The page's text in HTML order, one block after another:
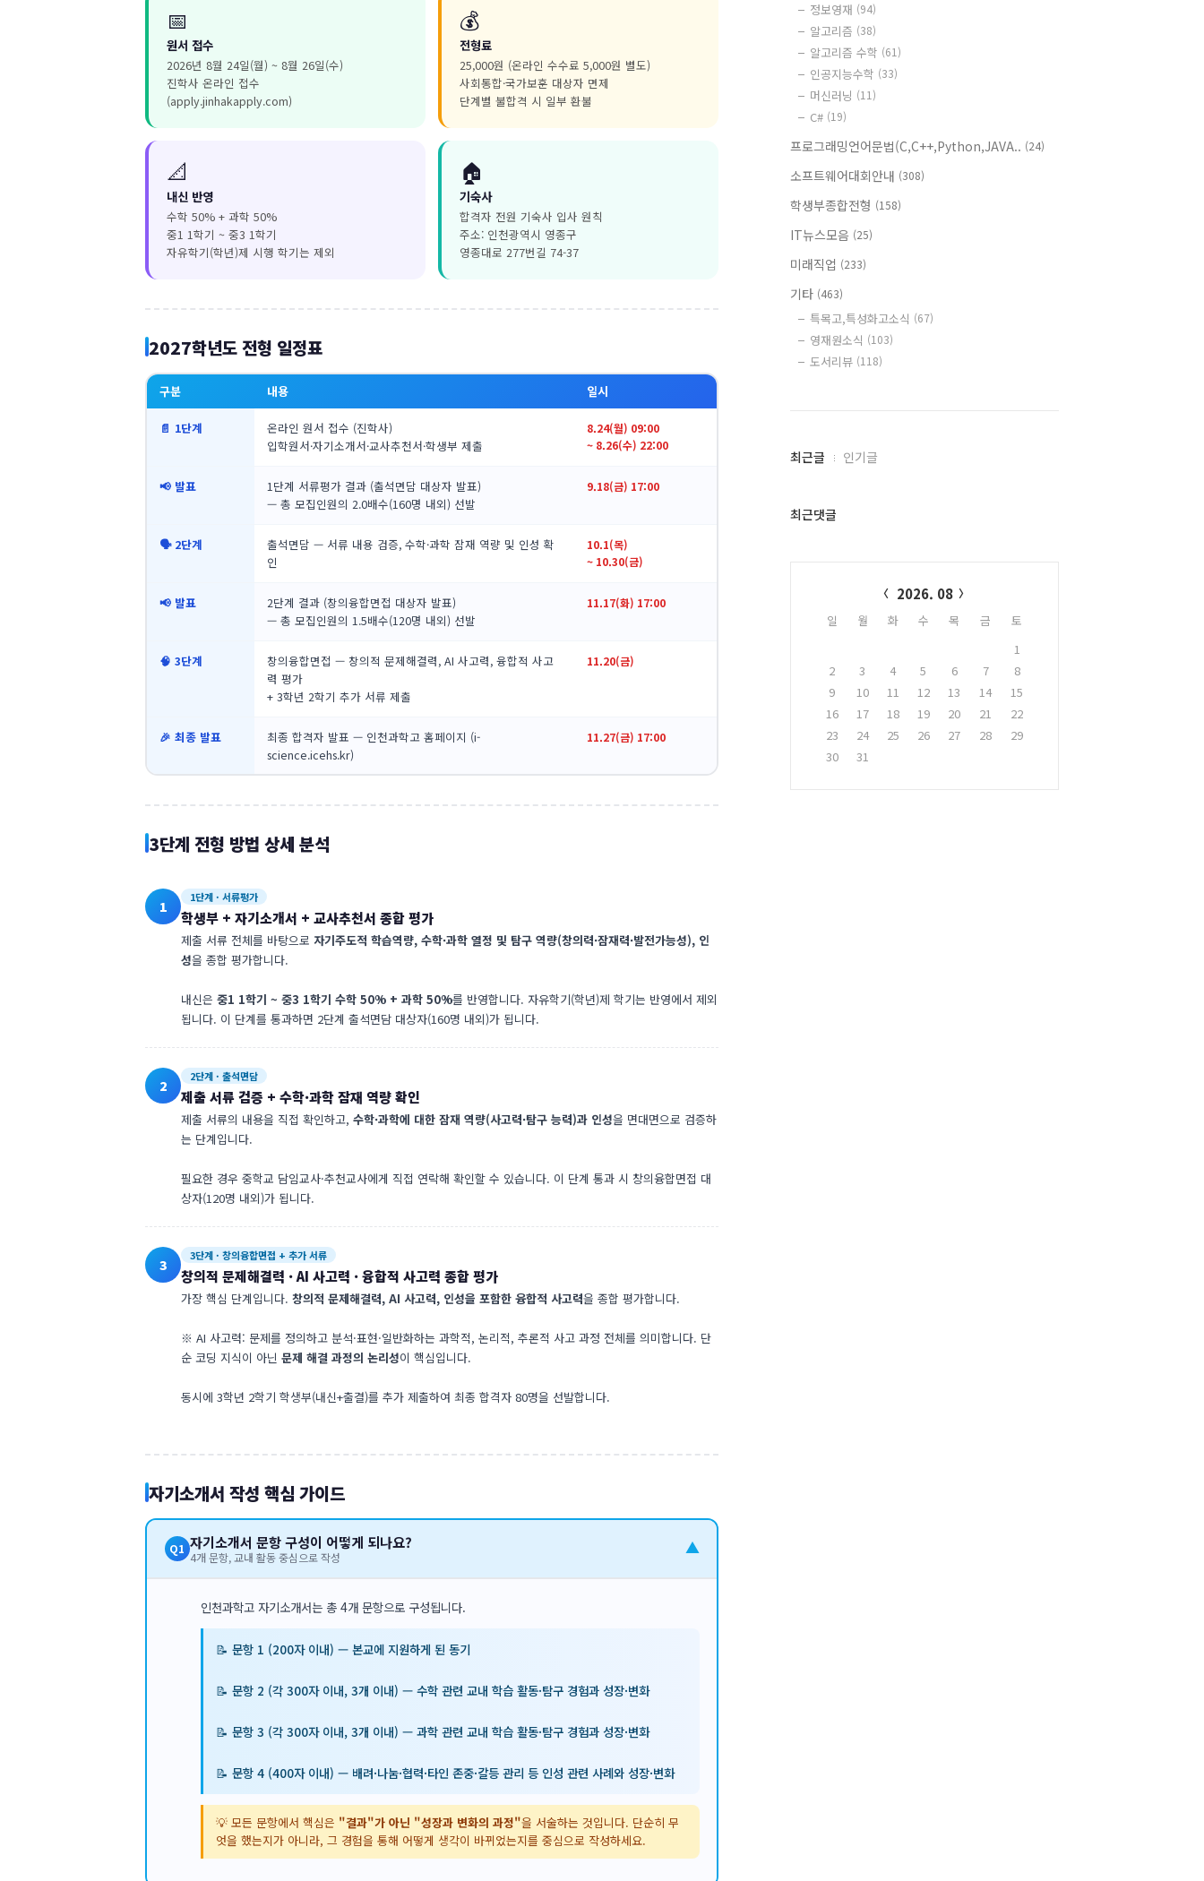
📅
원서 접수
2026년 8월 24일(월) ~ 8월 26일(수)
진학사 온라인 접수
(apply.jinhakapply.com)
💰
전형료
25,000원 (온라인 수수료 5,000원 별도)
사회통합·국가보훈 대상자 면제
단계별 불합격 시 일부 환불
📐
내신 반영
수학 50% + 과학 50%
중1 1학기 ~ 중3 1학기
자유학기(학년)제 시행 학기는 제외
🏠
기숙사
합격자 전원 기숙사 입사 원칙
주소: 인천광역시 영종구
영종대로 277번길 74-37
2027학년도 전형 일정표
구분 내용 일시
📄 1단계
온라인 원서 접수 (진학사)
입학원서·자기소개서·교사추천서·학생부 제출
8.24(월) 09:00
~ 8.26(수) 22:00
📢 발표
1단계 서류평가 결과 (출석면담 대상자 발표)
— 총 모집인원의 2.0배수(160명 내외) 선발
9.18(금) 17:00
🗣️ 2단계
출석면담 — 서류 내용 검증, 수학·과학 잠재 역량 및 인성 확
인
10.1(목)
~ 10.30(금)
📢 발표
2단계 결과 (창의융합면접 대상자 발표)
— 총 모집인원의 1.5배수(120명 내외) 선발
11.17(화) 17:00
🧠 3단계
창의융합면접 — 창의적 문제해결력, AI 사고력, 융합적 사고
력 평가
+ 3학년 2학기 추가 서류 제출
11.20(금)
🎉 최종 발표
최종 합격자 발표 — 인천과학고 홈페이지 (i-
science.icehs.kr)
11.27(금) 17:00
3단계 전형 방법 상세 분석
1
1단계 · 서류평가
학생부 + 자기소개서 + 교사추천서 종합 평가
제출 서류 전체를 바탕으로 자기주도적 학습역량, 수학·과학 열정 및 탐구 역량(창의력·잠재력·발전가능성), 인
성을 종합 평가합니다.
내신은 중1 1학기 ~ 중3 1학기 수학 50% + 과학 50%를 반영합니다. 자유학기(학년)제 학기는 반영에서 제외
됩니다. 이 단계를 통과하면 2단계 출석면담 대상자(160명 내외)가 됩니다.
2
2단계 · 출석면담
제출 서류 검증 + 수학·과학 잠재 역량 확인
제출 서류의 내용을 직접 확인하고, 수학·과학에 대한 잠재 역량(사고력·탐구 능력)과 인성을 면대면으로 검증하
는 단계입니다.
필요한 경우 중학교 담임교사·추천교사에게 직접 연락해 확인할 수 있습니다. 이 단계 통과 시 창의융합면접 대
상자(120명 내외)가 됩니다.
3
3단계 · 창의융합면접 + 추가 서류
창의적 문제해결력 · AI 사고력 · 융합적 사고력 종합 평가
가장 핵심 단계입니다. 창의적 문제해결력, AI 사고력, 인성을 포함한 융합적 사고력을 종합 평가합니다.
※ AI 사고력: 문제를 정의하고 분석·표현·일반화하는 과학적, 논리적, 추론적 사고 과정 전체를 의미합니다. 단
순 코딩 지식이 아닌 문제 해결 과정의 논리성이 핵심입니다.
동시에 3학년 2학기 학생부(내신+출결)를 추가 제출하여 최종 합격자 80명을 선발합니다.
자기소개서 작성 핵심 가이드
Q1 자기소개서 문항 구성이 어떻게 되나요?
4개 문항, 교내 활동 중심으로 작성 ▼
인천과학고 자기소개서는 총 4개 문항으로 구성됩니다.
📝 문항 1 (200자 이내) — 본교에 지원하게 된 동기
📝 문항 2 (각 300자 이내, 3개 이내) — 수학 관련 교내 학습 활동·탐구 경험과 성장·변화
📝 문항 3 (각 300자 이내, 3개 이내) — 과학 관련 교내 학습 활동·탐구 경험과 성장·변화
📝 문항 4 (400자 이내) — 배려·나눔·협력·타인 존중·갈등 관리 등 인성 관련 사례와 성장·변화
💡 모든 문항에서 핵심은 "결과"가 아닌 "성장과 변화의 과정"을 서술하는 것입니다. 단순히 무
엇을 했는지가 아니라, 그 경험을 통해 어떻게 생각이 바뀌었는지를 중심으로 작성하세요.
정보영재 (94)
알고리즘 (38)
알고리즘 수학 (61)
인공지능수학 (33)
머신러닝 (11)
C# (19)
프로그래밍언어문법(C,C++,Python,JAVA.. (24)
소프트웨어대회안내 (308)
학생부종합전형 (158)
IT뉴스모음 (25)
미래직업 (233)
기타 (463)
특목고,특성화고소식 (67)
영재원소식 (103)
도서리뷰 (118)
최
과
최근글 인기글
최근댓글
2026. 08
일 월 화 수 목 금
토
1
2
3 4 5 6 7
8
9
10 11 12 13 14
15
16
17 18 19 20 21
22
23
24 25 26 27 28
29
30
31